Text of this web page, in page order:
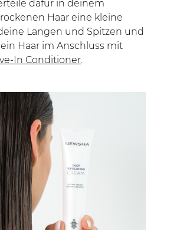
dafür in deinem
Haar eine kleine
Längen und Spitzen und
Haar im Anschluss mit
In Conditioner.